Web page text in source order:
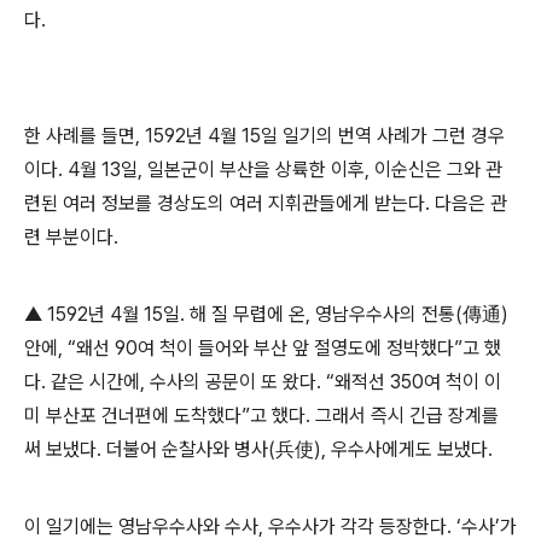
다.
한 사례를 들면, 1592년 4월 15일 일기의 번역 사례가 그런 경우
이다. 4월 13일, 일본군이 부산을 상륙한 이후, 이순신은 그와 관
련된 여러 정보를 경상도의 여러 지휘관들에게 받는다. 다음은 관
련 부분이다.
▲ 1592년 4월 15일. 해 질 무렵에 온, 영남우수사의 전통(傳通)
안에, “왜선 90여 척이 들어와 부산 앞 절영도에 정박했다”고 했
다. 같은 시간에, 수사의 공문이 또 왔다. “왜적선 350여 척이 이
미 부산포 건너편에 도착했다”고 했다. 그래서 즉시 긴급 장계를
써 보냈다. 더불어 순찰사와 병사(兵使), 우수사에게도 보냈다.
이 일기에는 영남우수사와 수사, 우수사가 각각 등장한다. ‘수사’가